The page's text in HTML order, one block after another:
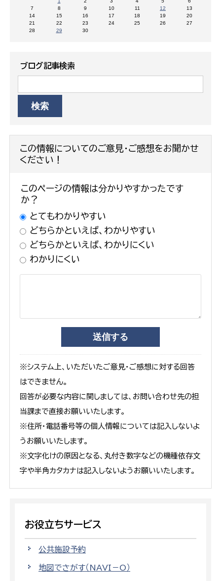
7
8 9 10 11 12
13
14
15 16 17 18 19
20
21
22 23 24 25 26
27
28
29 30
ブログ記事検索
この情報についてのご意見・ご感想をお聞かせ
ください！
このページの情報は分かりやすかったです
か？
とてもわかりやすい
どちらかといえば、わかりやすい
どちらかといえば、わかりにくい
わかりにくい
※システム上、いただいたご意見・ご感想に対する回答
はできません。
回答が必要な内容に関しましては、お問い合わせ先の担
当課まで直接お願いいたします。
※住所・電話番号等の個人情報については記入しないよ
うお願いいたします。
※文字化けの原因となる、丸付き数字などの機種依存文
字や半角カタカナは記入しないようお願いいたします。
お役立ちサービス
公共施設予約
地図でさがす（NAVI－O）